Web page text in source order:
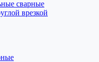
сварные
врезкой